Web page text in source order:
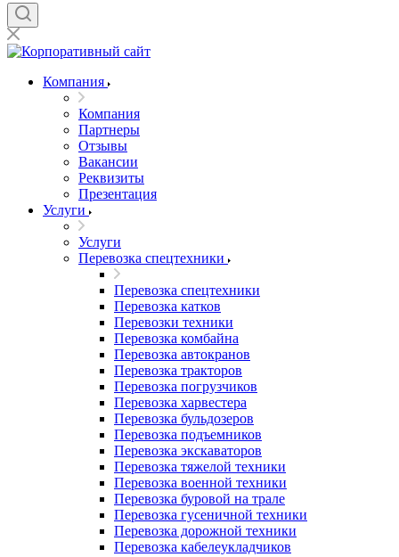
Компания
Компания
Партнеры
Отзывы
Вакансии
Реквизиты
Презентация
Услуги
Услуги
Перевозка спецтехники
Перевозка спецтехники
Перевозка катков
Перевозки техники
Перевозка комбайна
Перевозка автокранов
Перевозка тракторов
Перевозка погрузчиков
Перевозка харвестера
Перевозка бульдозеров
Перевозка подъемников
Перевозка экскаваторов
Перевозка тяжелой техники
Перевозка военной техники
Перевозка буровой на трале
Перевозка гусеничной техники
Перевозка дорожной техники
Перевозка кабелеукладчиков